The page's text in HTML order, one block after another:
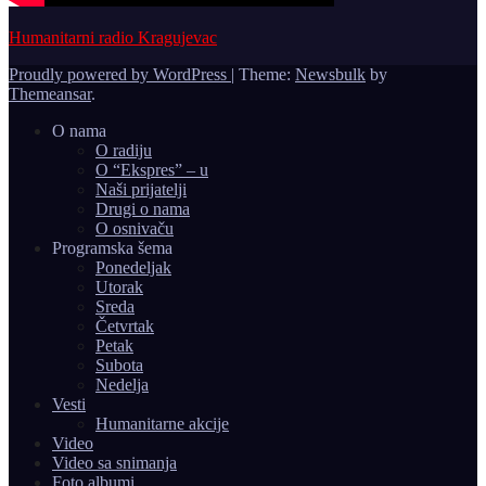
Humanitarni radio Kragujevac
Proudly powered by WordPress | Theme: Newsbulk by
Themeansar.
O nama
O radiju
O “Ekspres” – u
Naši prijatelji
Drugi o nama
O osnivaču
Programska šema
Ponedeljak
Utorak
Sreda
Četvrtak
Petak
Subota
Nedelja
Vesti
Humanitarne akcije
Video
Video sa snimanja
Foto albumi